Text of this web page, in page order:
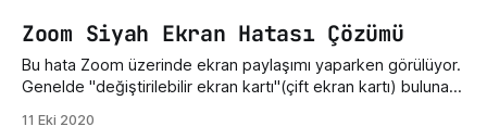
Zoom Siyah Ekran Hatası Çözümü
Bu hata Zoom üzerinde ekran paylaşımı yaparken görülüyor.
Genelde "değiştirilebilir ekran kartı"(çift ekran kartı) bulunan
Denetim Masasında bulunan Nvidia Control Panel'i açalım. 2.
11 Eki 2020